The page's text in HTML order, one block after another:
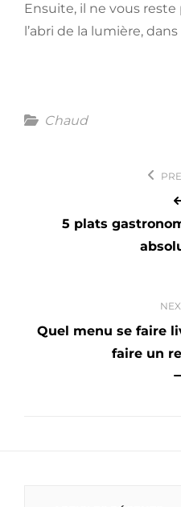
Ensuite, il ne vous reste
l’abri de la lumière,
Categories
Chaud
l’article
5 plats
Quel menu se faire
faire un